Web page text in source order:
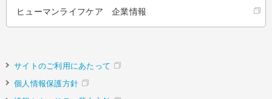
ヒューマンライフケア 企業情報
サイトのご利用にあたって
個人情報保護方針